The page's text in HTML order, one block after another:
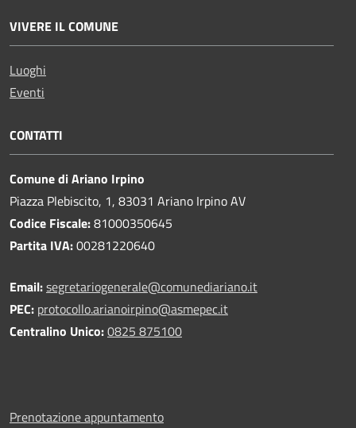
VIVERE IL COMUNE
Luoghi
Eventi
CONTATTI
Comune di Ariano Irpino
Piazza Plebiscito, 1, 83031 Ariano Irpino AV
Codice Fiscale:81000350645
Partita IVA:00281220640
Email:segretariogenerale@comunediariano.it
PEC: protocollo.arianoirpino@asmepec.it
Centralino Unico:0825 875100
Prenotazione appuntamento